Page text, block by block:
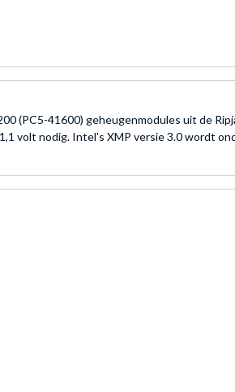
(PC5-41600) geheugenmodules uit de
volt nodig. Intel's XMP versie 3.0 wordt